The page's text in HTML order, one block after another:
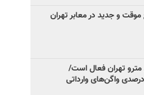
موقت و جدید در معابر تهران
مترو تهران فعال است/